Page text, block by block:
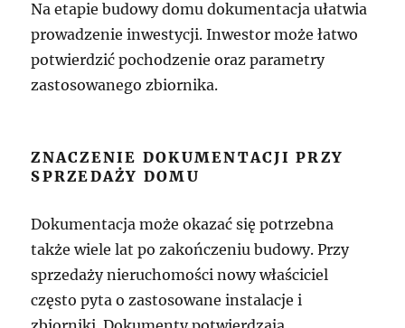
Na etapie budowy domu dokumentacja ułatwia
prowadzenie inwestycji. Inwestor może łatwo
potwierdzić pochodzenie oraz parametry
zastosowanego zbiornika.
ZNACZENIE DOKUMENTACJI PRZY
SPRZEDAŻY DOMU
Dokumentacja może okazać się potrzebna
także wiele lat po zakończeniu budowy. Przy
sprzedaży nieruchomości nowy właściciel
często pyta o zastosowane instalacje i